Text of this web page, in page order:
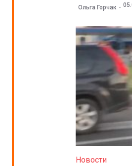
Ольга Горчак
Новости